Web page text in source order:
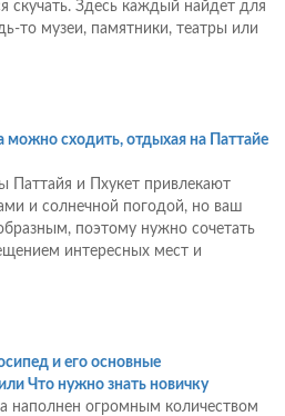
скучать. Здесь каждый найдет для
то музеи, памятники, театры или
можно сходить, отдыхая на Паттайе
Паттайя и Пхукет привлекают
и солнечной погодой, но ваш
поэтому нужно сочетать
интересных мест и
и его основные
Что нужно знать новичку
наполнен огромным количеством